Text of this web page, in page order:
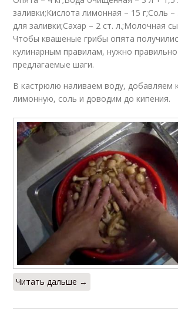
заливки;Кислота лимонная – 15 г;Соль –
для заливки;Сахар – 2 ст. л.;Молочная
Чтобы квашеные грибы опята
кулинарным правилам, нужно
предлагаемые шаги.
В кастрюлю наливаем воду, добавляем
лимонную, соль и доводим до кипения.
Читать дальше →